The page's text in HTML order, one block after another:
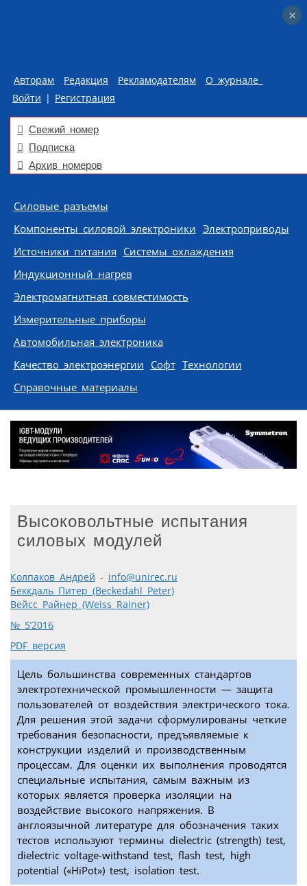
Авторам Редакция Рекламодателям
О журнале
Войти | Регистрация
Свежий номер
Подписка
Архив номеров
Skip to content
Силовые разъемы
Компоненты силовой электроники Электроприводы
Источники питания Системы охлаждения
Индукционный нагрев
Электромагнитная совместимость
Измерительные приборы
Автомобильная электроника
Качество электроэнергии Софт Технологии
Справочные материалы
Высоковольтные испытания
силовых модулей
Колпаков Андрей - info@unirec.ru
Беккдаль Питер (Beckedahl Peter)
Вейсс Райнер (Weiss Rainer)
№ 5’2016
PDF версия
Цель большинства современных стандартов
электротехнической промышленности — защита
пользователей от воздействия электрического тока.
Для решения этой задачи сформулированы четкие
требования безопасности, предъявляемые к
конструкции изделий и производственным
процессам. Для оценки их выполнения проводятся
специальные испытания, самым важным из
которых является проверка изоляции на
воздействие высокого напряжения. В
англоязычной литературе для обозначения таких
тестов используют термины dielectric (strength) test,
dielectric voltage-withstand test, flash test, high
potential («HiPot») test, isolation test.
×
×